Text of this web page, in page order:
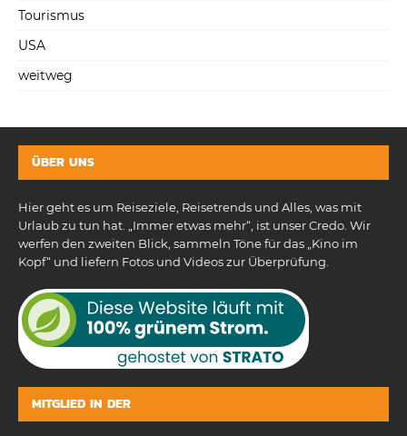
Tourismus
USA
weitweg
ÜBER UNS
Hier geht es um Reiseziele, Reisetrends und Alles, was mit
Urlaub zu tun hat. „Immer etwas mehr“, ist unser Credo. Wir
werfen den zweiten Blick, sammeln Töne für das „Kino im
Kopf“ und liefern Fotos und Videos zur Überprüfung.
MITGLIED IN DER